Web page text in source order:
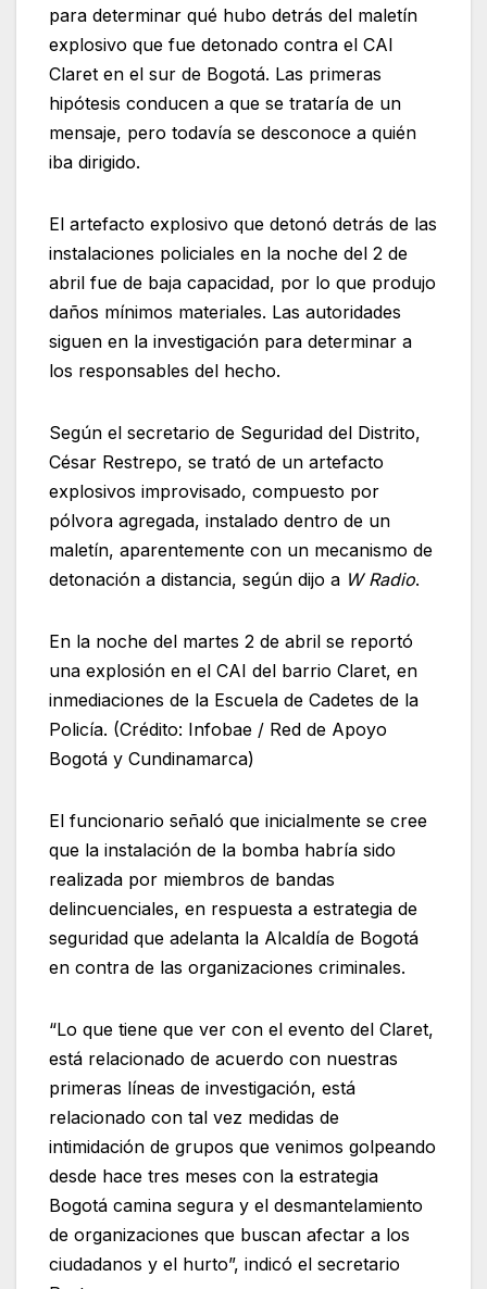
para determinar qué hubo detrás del maletín
explosivo que fue detonado contra el CAI
Claret en el sur de Bogotá. Las primeras
hipótesis conducen a que se trataría de un
mensaje, pero todavía se desconoce a quién
iba dirigido.
El artefacto explosivo que detonó detrás de las
instalaciones policiales en la noche del 2 de
abril fue de baja capacidad, por lo que produjo
daños mínimos materiales. Las autoridades
siguen en la investigación para determinar a
los responsables del hecho.
Según el secretario de Seguridad del Distrito,
César Restrepo, se trató de un artefacto
explosivos improvisado, compuesto por
pólvora agregada, instalado dentro de un
maletín, aparentemente con un mecanismo de
detonación a distancia, según dijo a W Radio.
En la noche del martes 2 de abril se reportó
una explosión en el CAI del barrio Claret, en
inmediaciones de la Escuela de Cadetes de la
Policía. (Crédito: Infobae / Red de Apoyo
Bogotá y Cundinamarca)
El funcionario señaló que inicialmente se cree
que la instalación de la bomba habría sido
realizada por miembros de bandas
delincuenciales, en respuesta a estrategia de
seguridad que adelanta la Alcaldía de Bogotá
en contra de las organizaciones criminales.
“Lo que tiene que ver con el evento del Claret,
está relacionado de acuerdo con nuestras
primeras líneas de investigación, está
relacionado con tal vez medidas de
intimidación de grupos que venimos golpeando
desde hace tres meses con la estrategia
Bogotá camina segura y el desmantelamiento
de organizaciones que buscan afectar a los
ciudadanos y el hurto”, indicó el secretario